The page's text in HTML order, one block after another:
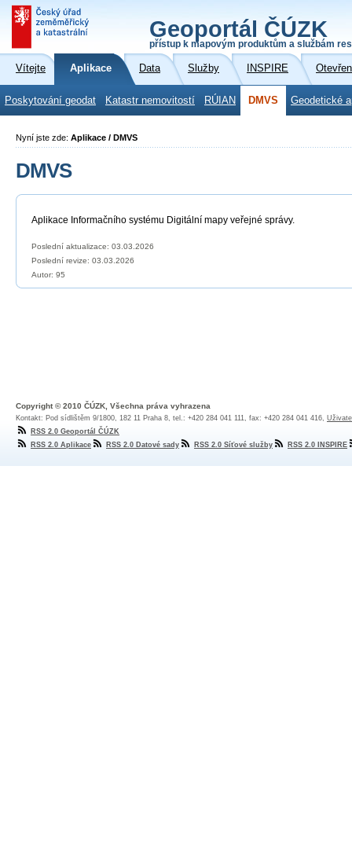
Geoportál ČÚZK
přístup k mapovým produktům a službám
Vítejte Aplikace Data Služby INSPIRE
Poskytování geodat Katastr nemovitostí RÚIAN DMVS Geodetické
Nyní jste zde: Aplikace / DMVS
DMVS
Aplikace Informačního systému Digitální mapy veřejné správy.
Poslední aktualizace: 03.03.2026
Poslední revize: 03.03.2026
Autor: 95
Copyright © 2010 ČÚZK, Všechna práva vyhrazena
Kontakt: Pod sídlištěm 9/1800, 182 11 Praha 8, tel.: +420 284 041 111, fax: +420 284 041 416,
RSS 2.0 Geoportál ČÚZK
RSS 2.0 Aplikace
RSS 2.0 Datové sady RSS 2.0 Síťové služby RSS 2.0 INSPIRE